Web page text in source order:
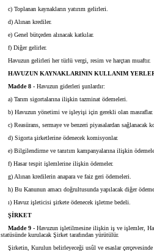
c) Toplanan kaynakların yatırım gelirleri.
d) Alınan krediler.
e) Genel bütçeden alınacak katkılar.
f) Diğer gelirler.
Havuzun gelirleri her türlü vergi, resim ve harçtan muaftır.
HAVUZUN KAYNAKLARININ KULLANIM
Madde 8 - Havuzun giderleri şunlardır:
a) Tarım sigortalarına ilişkin tazminat ödemeleri.
b) Havuzun yönetimi ve işleyişi için gerekli olan masraflar.
c) Reasürans, sermaye ve benzeri piyasalardan sağlanacak
d) Sigorta şirketlerine ödenecek komisyonlar.
e) Bilgilendirme ve tanıtım kampanyalarına ilişkin
f) Hasar tespit işlemlerine ilişkin ödemeler.
g) Alınan kredilerin anapara ve faiz geri ödemeleri.
h) Bu Kanunun amacı doğrultusunda yapılacak diğer
ı) Havuz işleticisi şirkete ödenecek işletme bedeli.
ŞİRKET
Madde 9 - Havuzun işletilmesine ilişkin iş ve işlemler,
statüsünde kurulacak Şirket tarafından yürütülür.
Şirketin, Kurulun belirleyeceği usûl ve esaslar çerçevesinde